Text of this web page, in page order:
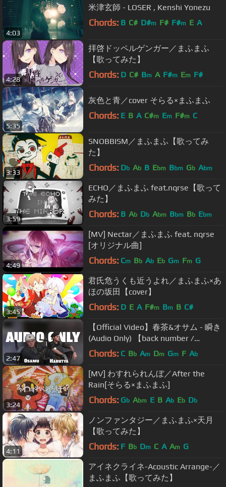
4:03
米津玄師 - LOSER , Kenshi Yonezu
Chords: B C# D#m F# F#m E A
4:28
拝啓ドッペルゲンガー／まふまふ
【歌ってみた】
Chords: D C# Bm A F#m Em F#
5:35
灰色と青／cover そらる×まふまふ
Chords: E B A C#m Em F#m C
3:33
SNOBBISM／まふまふ【歌ってみ
た】
Chords: Db Ab B Ebm Bbm Gb Abm
3:59
ECHO／まふまふ feat.nqrse【歌って
みた】
Chords: B Ab Db Abm Bbm Bb Ebm
4:49
[MV] Nectar／まふまふ feat. nqrse
[オリジナル曲]
Chords: Cm Bb Ab Eb Gm Fm G
3:45
君氏危うくも近うよれ／まふまふ×あ
ほの坂田【cover】
Chords: D E A F#m Bm B C#
2:47
【Official Video】春茶&オサム - 瞬き
(Audio Only) 【back number /
Mabataki】再生用
Chords: C Bb Am Dm Gm F Ab
3:24
[MV] わすれられんぼ／After the
Rain[そらる×まふまふ]
Chords: Gb Abm E B Ab Eb Db
4:11
ノンファンタジー／まふまふ×天月
【歌ってみた】
Chords: F Bb Dm C A Am G
アイネクライネ-Acoustic Arrange-／
まふまふ【歌ってみた】